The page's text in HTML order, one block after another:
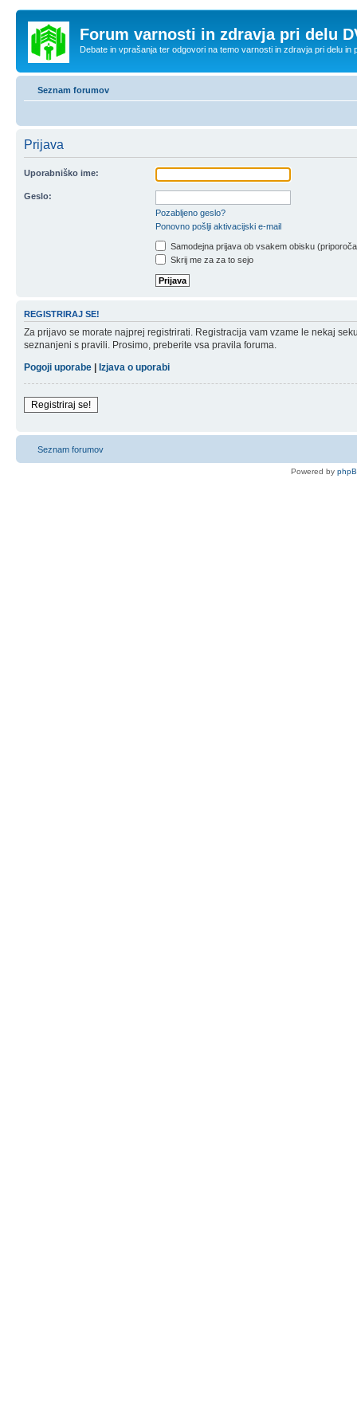
Forum varnosti in zdravja pri delu
Debate in vprašanja ter odgovori na temo varnosti in zdravja pri delu in
Seznam forumov
Prijava
Uporabniško ime:
Geslo:
Pozabljeno geslo?
Ponovno pošlji aktivacijski e-mail
Samodejna prijava ob vsakem obisku
Skrij me za za to sejo
REGISTRIRAJ SE!
Za prijavo se morate najprej registrirati. Registracija vam vzame le nekaj
seznanjeni s pravili. Prosimo, preberite vsa pravila foruma.
Pogoji uporabe
Izjava o uporabi
Registriraj se!
Seznam forumov
Powered by